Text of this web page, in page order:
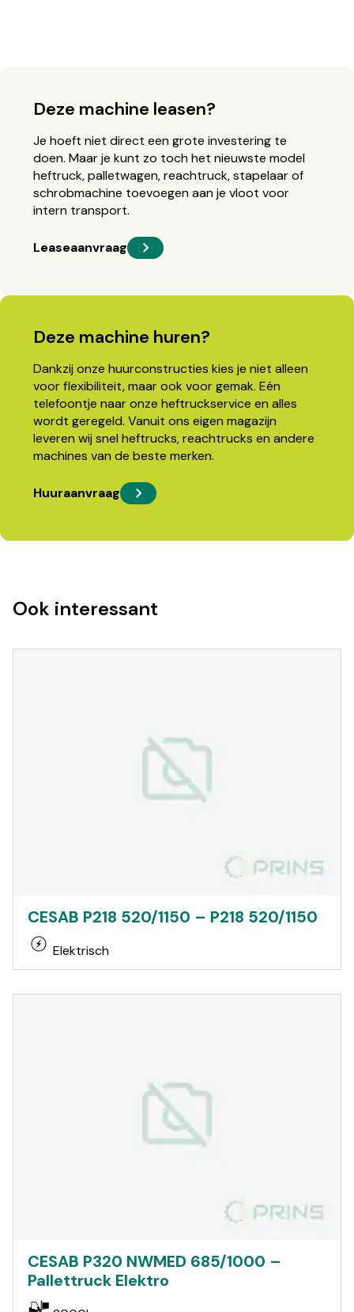
Deze machine leasen?
Je hoeft niet direct een grote investering te
doen. Maar je kunt zo toch het nieuwste model
heftruck, palletwagen, reachtruck, stapelaar of
schrobmachine toevoegen aan je vloot voor
intern transport.
Leaseaanvraag
Deze machine huren?
Dankzij onze huurconstructies kies je niet alleen
voor flexibiliteit, maar ook voor gemak. Eén
telefoontje naar onze heftruckservice en alles
wordt geregeld. Vanuit ons eigen magazijn
leveren wij snel heftrucks, reachtrucks en andere
machines van de beste merken.
Huuraanvraag
Ook interessant
CESAB P218 520/1150 – P218 520/1150
Elektrisch
CESAB P320 NWMED 685/1000 –
Pallettruck Elektro